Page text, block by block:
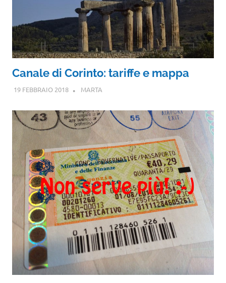
Canale di Corinto: tariffe e mappa
19 FEBBRAIO 2018 MARTA